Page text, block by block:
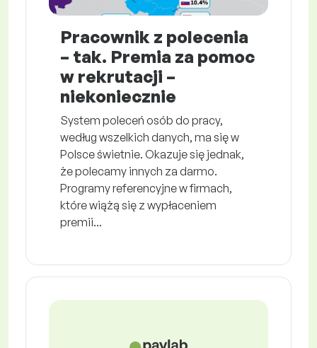
Pracownik z polecenia
– tak. Premia za pomoc
w rekrutacji –
niekoniecznie
System poleceń osób do pracy,
według wszelkich danych, ma się w
Polsce świetnie. Okazuje się jednak,
że polecamy innych za darmo.
Programy referencyjne w firmach,
które wiążą się z wypłaceniem
premii...